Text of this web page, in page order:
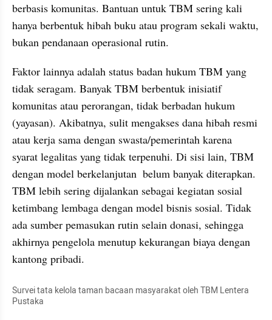
berbasis komunitas. Bantuan untuk TBM sering kali
hanya berbentuk hibah buku atau program sekali waktu,
bukan pendanaan operasional rutin.
Faktor lainnya adalah status badan hukum TBM yang
tidak seragam. Banyak TBM berbentuk inisiatif
komunitas atau perorangan, tidak berbadan hukum
(yayasan). Akibatnya, sulit mengakses dana hibah resmi
atau kerja sama dengan swasta/pemerintah karena
syarat legalitas yang tidak terpenuhi. Di sisi lain, TBM
dengan model berkelanjutan  belum banyak diterapkan.
TBM lebih sering dijalankan sebagai kegiatan sosial
ketimbang lembaga dengan model bisnis sosial. Tidak
ada sumber pemasukan rutin selain donasi, sehingga
akhirnya pengelola menutup kekurangan biaya dengan
kantong pribadi.
Survei tata kelola taman bacaan masyarakat oleh TBM Lentera
Pustaka